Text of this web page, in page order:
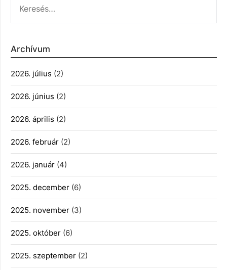
Archívum
2026. július (2)
2026. június (2)
2026. április (2)
2026. február (2)
2026. január (4)
2025. december (6)
2025. november (3)
2025. október (6)
2025. szeptember (2)